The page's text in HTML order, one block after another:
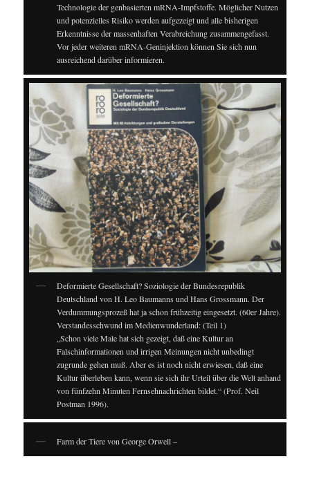
Technologie der genbasierten mRNA-Impfstoffe. Möglicher Nutzen
und potenzielles Risiko werden aufgezeigt und alle bisherigen
Erkenntnisse der massenhaften Verabreichung zusammengefasst.
Vor jeder weiteren mRNA-Geninjektion können Sie sich nun
ausreichend darüber informieren.
Deformierte Gesellschaft? Soziologie der Bundesrepublik
Deutschland von H. Leo Baumanns und Hans Grossmann. Der
Verdummungsprozeß hat ja schon frühzeitig eingesetzt. (60er Jahre).
Verstandesschwund im Medienwunderland: (Teil 1)
„Schon viele Male hat sich gezeigt, daß eine Kultur an
Falschinformationen und irrigen Meinungen nicht unbedingt
zugrunde gehen muß. Aber es ist noch nicht erwiesen, daß eine
Kultur überleben kann, wenn sie sich ihr Urteil über die Welt anhand
von fünfzehn Minuten Fernsehnachrichten bildet.“ (Prof. Neil
Postman 1996).
Farm der Tiere von George Orwell –